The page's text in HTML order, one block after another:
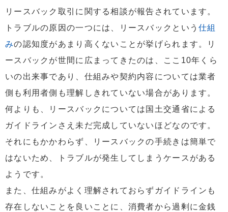
リースバック取引に関する相談が報告されています。
トラブルの原因の一つには、リースバックという仕組
みの認知度があまり高くないことが挙げられます。リ
ースバックが世間に広まってきたのは、ここ10年くら
いの出来事であり、仕組みや契約内容については業者
側も利用者側も理解しきれていない場合があります。
何よりも、リースバックについては国土交通省による
ガイドラインさえ未だ完成していないほどなのです。
それにもかかわらず、リースバックの手続きは簡単で
はないため、トラブルが発生してしまうケースがある
ようです。
また、仕組みがよく理解されておらずガイドラインも
存在しないことを良いことに、消費者から過剰に金銭